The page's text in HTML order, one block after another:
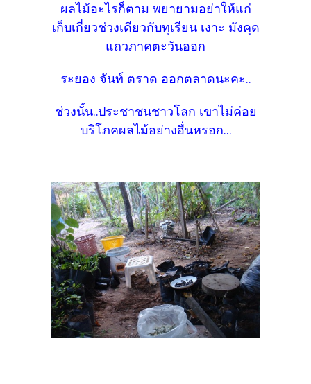
ผลไม้อะไรก็ตาม พยายามอย่าให้แก่
เก็บเกี่ยวช่วงเดียวกับทุเรียน เงาะ มังคุด
แถวภาคตะวันออก
ระยอง จันท์ ตราด ออกตลาดนะคะ..
ช่วงนั้น..ประชาชนชาวโลก เขาไม่ค่อย
บริโภคผลไม้อย่างอื่นหรอก...